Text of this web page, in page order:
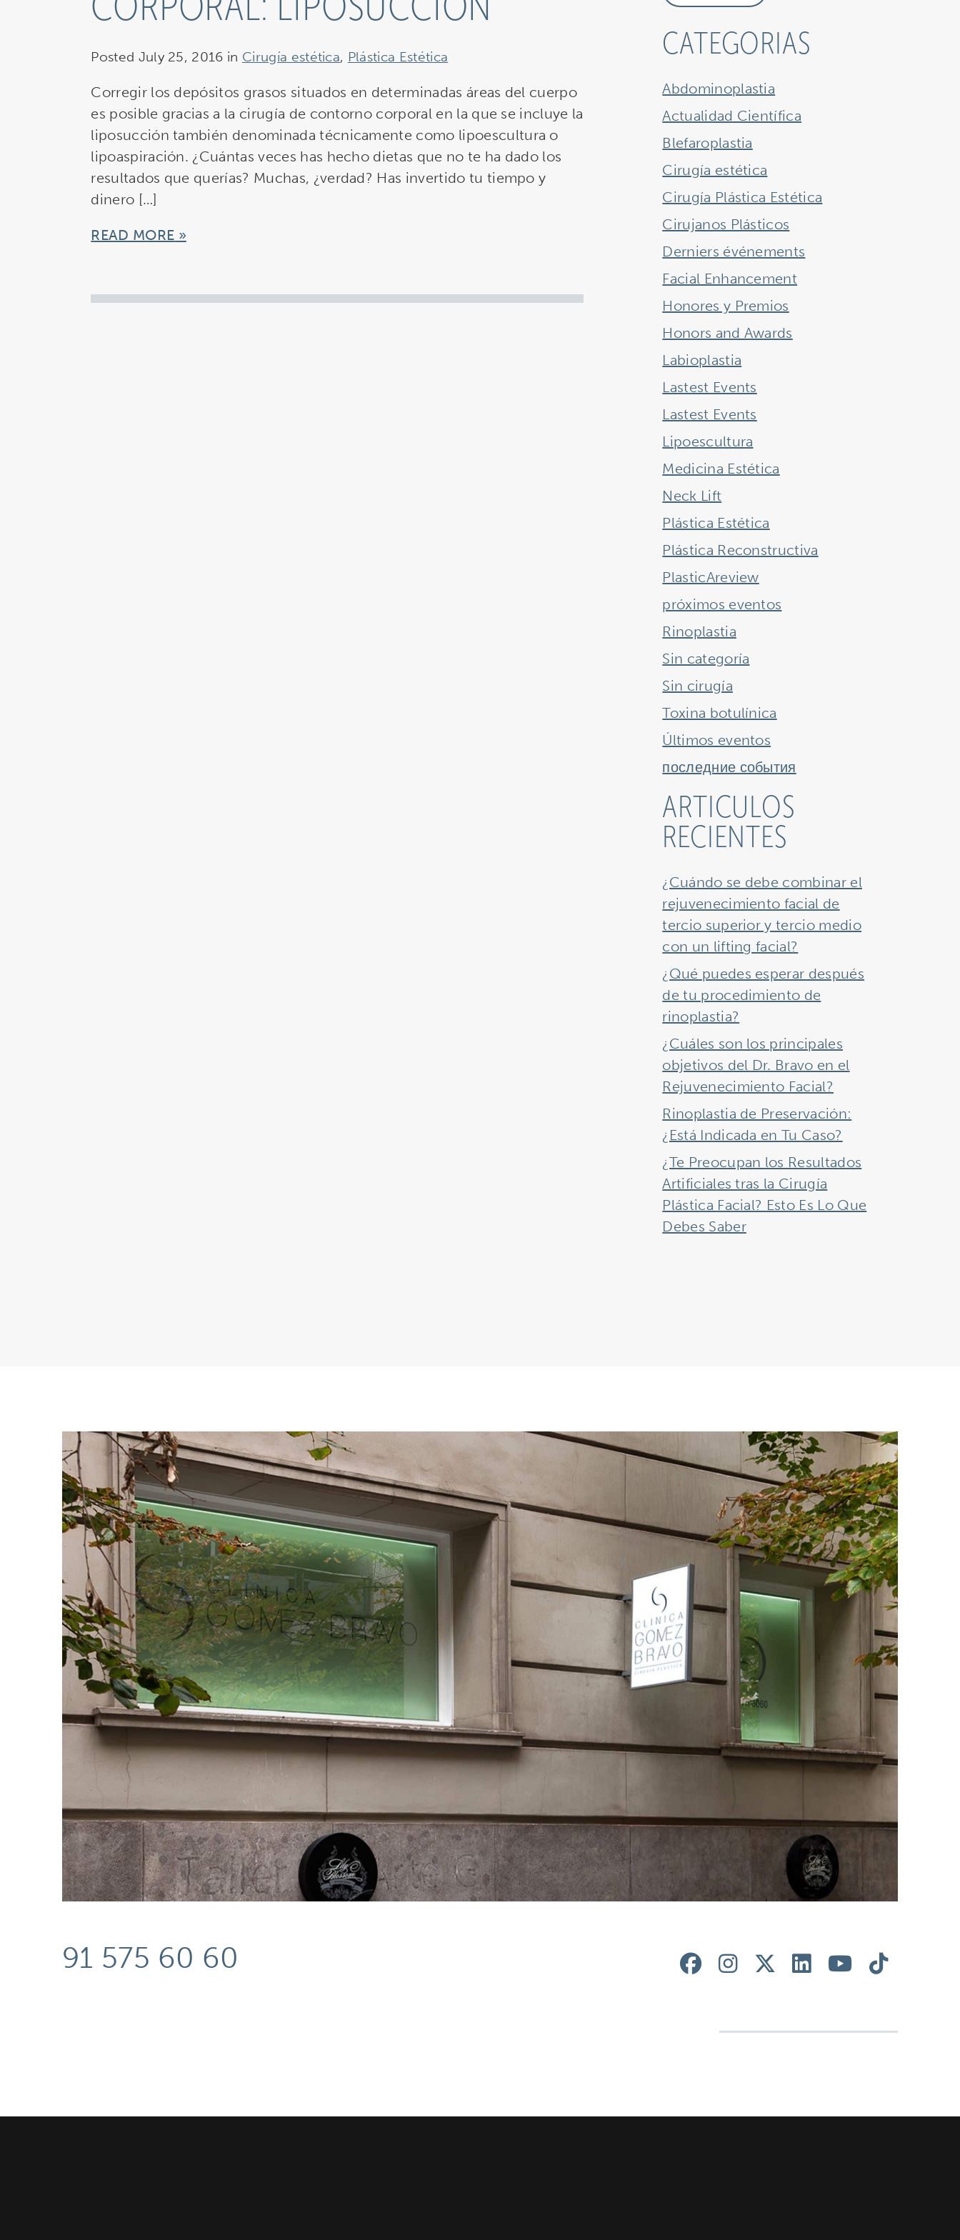
Posted July 25, 2016 in Cirugía estética, Plástica Estética
Corregir los depósitos grasos situados en determinadas áreas del cuerpo
es posible gracias a la cirugía de contorno corporal en la que se incluye la
liposucción también denominada técnicamente como lipoescultura o
lipoaspiración. ¿Cuántas veces has hecho dietas que no te ha dado los
resultados que querías? Muchas, ¿verdad? Has invertido tu tiempo y
dinero […]
READ MORE
CATEGORIAS
Abdominoplastia
Actualidad Científica
Blefaroplastia
Cirugía estética
Cirugía Plástica Estética
Cirujanos Plásticos
Derniers événements
Facial Enhancement
Honores y Premios
Honors and Awards
Labioplastia
Lastest Events
Lastest Events
Lipoescultura
Medicina Estética
Neck Lift
Plástica Estética
Plástica Reconstructiva
PlasticAreview
próximos eventos
Rinoplastia
Sin categoría
Sin cirugía
Toxina botulínica
Últimos eventos
последние события
ARTICULOS
RECIENTES
¿Cuándo se debe combinar el
rejuvenecimiento facial de
tercio superior y tercio medio
con un lifting facial?
¿Qué puedes esperar después
de tu procedimiento de
rinoplastia?
¿Cuáles son los principales
objetivos del Dr. Bravo en el
Rejuvenecimiento Facial?
Rinoplastia de Preservación:
¿Está Indicada en Tu Caso?
¿Te Preocupan los Resultados
Artificiales tras la Cirugía
Plástica Facial? Esto Es Lo Que
Debes Saber
91 575 60 60